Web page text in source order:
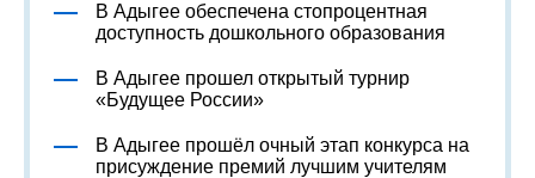
В Адыгее обеспечена стопроцентная
доступность дошкольного образования
В Адыгее прошел открытый турнир
«Будущее России»
В Адыгее прошёл очный этап конкурса на
присуждение премий лучшим учителям